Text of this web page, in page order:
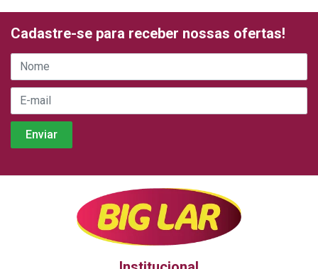
Cadastre-se para receber nossas ofertas!